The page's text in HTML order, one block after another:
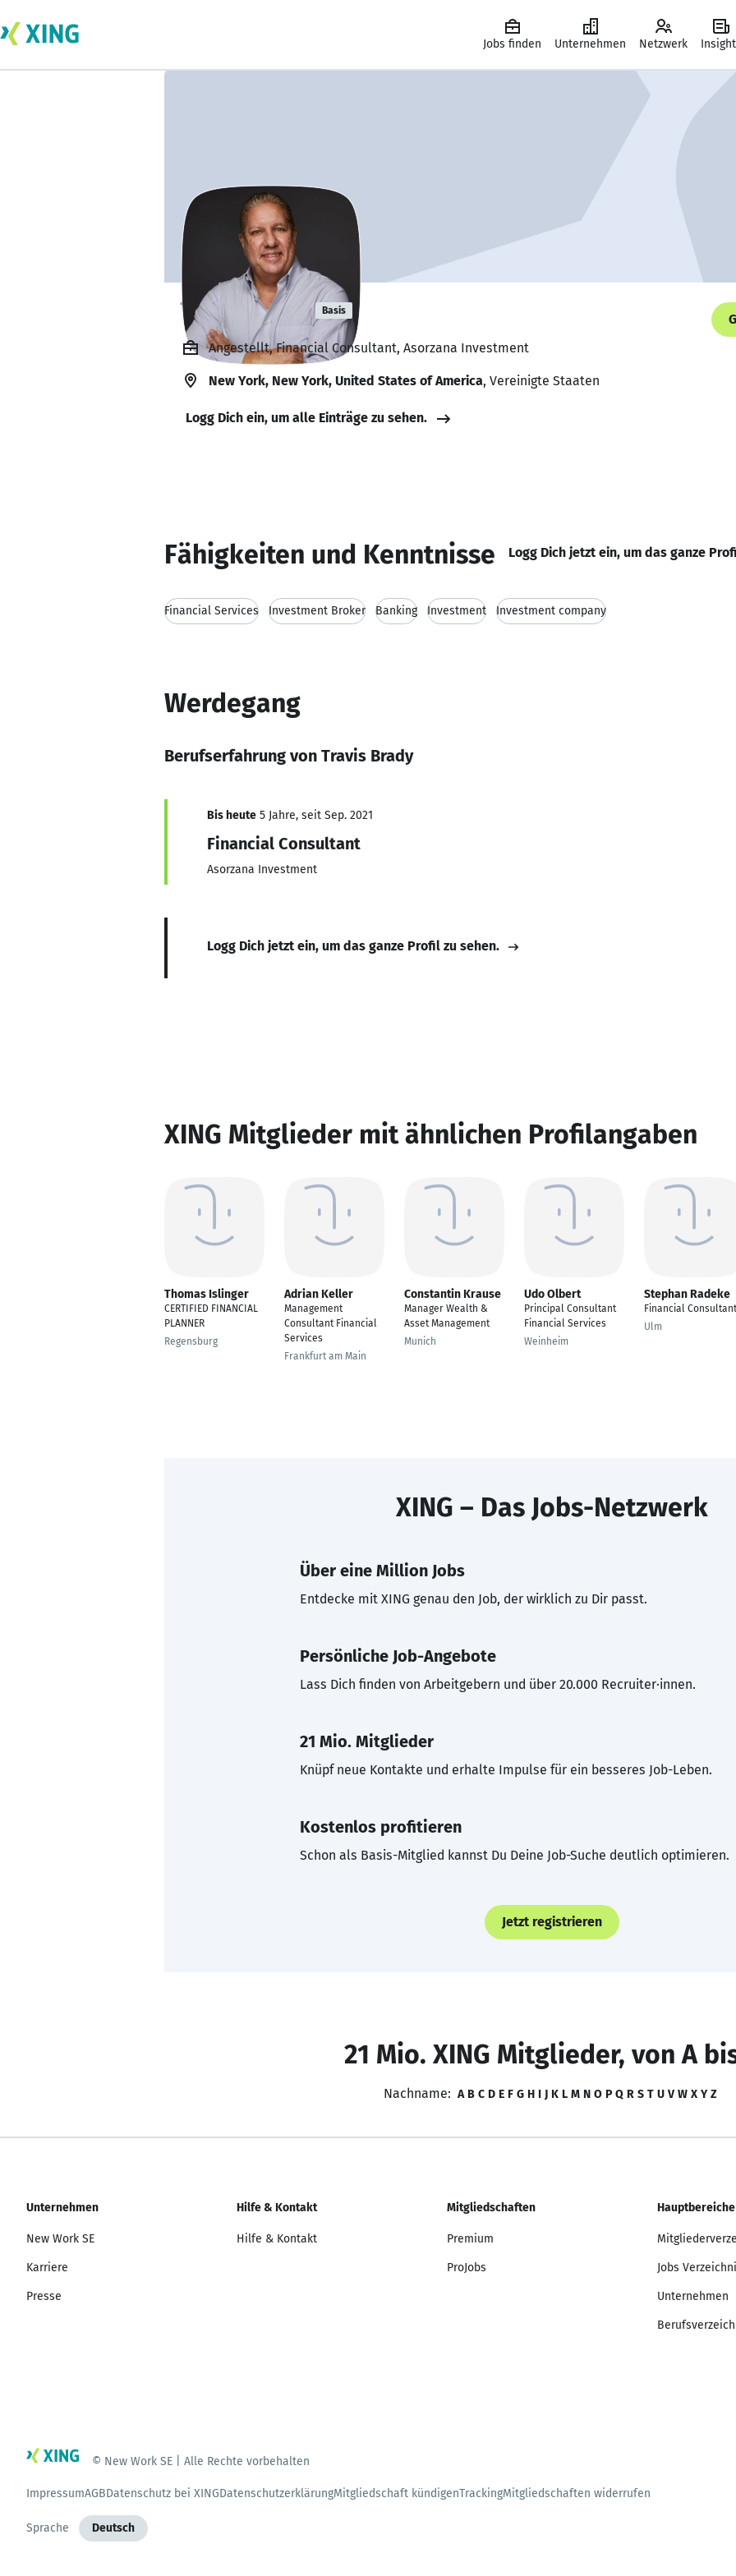
Jobs finden Unternehmen Netzwerk
Travis Brady Basis
Angestellt, Financial Consultant, Asorzana Investment
New York, New York, United States of America, Vereinigte Staaten
Logg Dich ein, um alle Einträge zu sehen.
Fähigkeiten und Kenntnisse Logg Dich jetzt ein, um das ganze
Financial Services Investment Broker Banking Investment Investment company
Werdegang
Berufserfahrung von Travis Brady
Bis heute 5 Jahre, seit Sep. 2021
Financial Consultant
Asorzana Investment
Logg Dich jetzt ein, um das ganze Profil zu sehen.
XING Mitglieder mit ähnlichen Profilangaben
Thomas Islinger
CERTIFIED FINANCIAL
PLANNER
Regensburg
Adrian Keller
Management
Consultant Financial
Services
Frankfurt am Main
Constantin Krause
Manager Wealth &
Asset Management
Munich
Udo Olbert
Principal Consultant
Financial Services
Weinheim
Stephan Radeke
Financial Consultant
Ulm
XING – Das Jobs-Netzwerk
Über eine Million Jobs
Entdecke mit XING genau den Job, der wirklich zu Dir passt.
Persönliche Job-Angebote
Lass Dich finden von Arbeitgebern und über 20.000 Recruiter·innen.
21 Mio. Mitglieder
Knüpf neue Kontakte und erhalte Impulse für ein besseres Job-Leben.
Kostenlos profitieren
Schon als Basis-Mitglied kannst Du Deine Job-Suche deutlich optimieren.
Jetzt registrieren
21 Mio. XING Mitglieder, von A
Nachname: A B C D E F G H I J K L M N O P Q R S T U V W X Y Z
Unternehmen
New Work SE
Karriere
Presse
Hilfe & Kontakt
Hilfe & Kontakt
Mitgliedschaften
Premium
ProJobs
Hauptbereiche
Jobs
Unternehmen
© New Work SE | Alle Rechte vorbehalten
ImpressumAGBDatenschutz bei XINGDatenschutzerklärungMitgliedschaft kündigenTrackingMitgliedschaften widerrufen
Sprache Deutsch